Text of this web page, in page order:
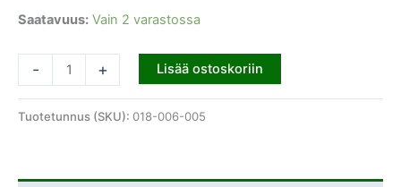
Saatavuus: Vain 2 varastossa
- + Lisää ostoskoriin
Tuotetunnus (SKU): 018-006-005